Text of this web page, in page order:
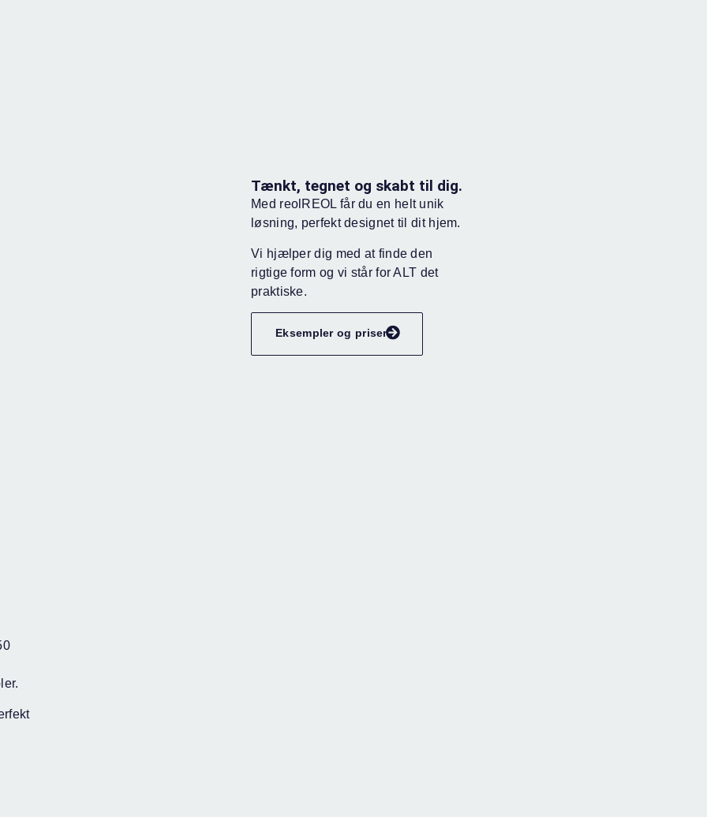
Tænkt, tegnet og skabt til dig.
Med reolREOL får du en helt unik
løsning, perfekt designet til dit hjem.
Vi hjælper dig med at finde den
rigtige form og vi står for ALT det
praktiske.
Eksempler og priser